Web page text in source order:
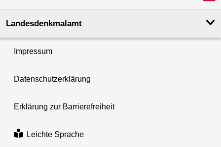
Landesdenkmal­amt
Impressum
Datenschutzerklärung
Erklärung zur Barrierefreiheit
Leichte Sprache